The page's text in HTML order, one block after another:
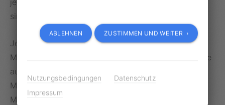
sind.
Jedes Land ist dafür verantwortlich, wer die
Messungen durchführen darf und wo die Messgeräte
aufgestellt werden sollen. In vielen Richtlinien sind
Mindestabstände zwischen Verkehrszeichen und
Messanlagen vorgeschrieben, wobei Ausnahmen an
ABLEHNEN ZUSTIMMEN UND WEITER ›
Nutzungsbedingungen
Datenschutz
Impressum